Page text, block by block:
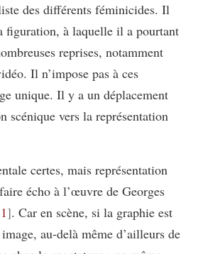
des différents féminicides. Il
figuration, à laquelle il a pourtant
reprises, notamment
Il n’impose pas à ces
unique. Il y a un déplacement
scénique vers la représentation
certes, mais représentation
écho à l’œuvre de Georges
. Car en scène, si la graphie est
au-delà même d’ailleurs de